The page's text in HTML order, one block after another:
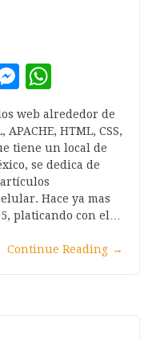
Messenger
web alrededor de
APACHE, HTML, CSS,
tiene un local de
se dedica de
Hace ya mas
platicando con el…
Continue Reading →